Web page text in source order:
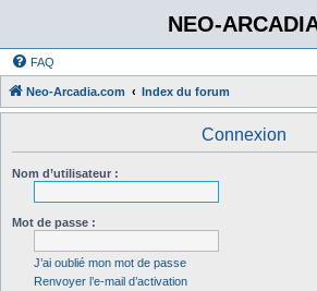
NEO-
FAQ
Neo-Arcadia.com Index du forum
Connexion
Nom d’utilisateur :
Mot de passe :
J’ai oublié mon mot de passe
Renvoyer l’e-mail d’activation